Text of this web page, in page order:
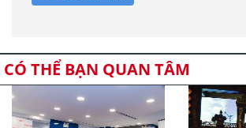
CÓ THỂ BẠN QUAN TÂM